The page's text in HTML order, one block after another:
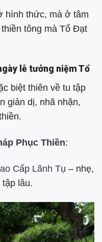
hình thức, mà ở tâm
tông mà Tổ Đạt
lễ tưởng niệm Tổ
biệt thiên về tu tập
giản dị, nhã nhặn,
Phục Thiền:
Cấp Lãnh Tụ – nhẹ,
lâu.